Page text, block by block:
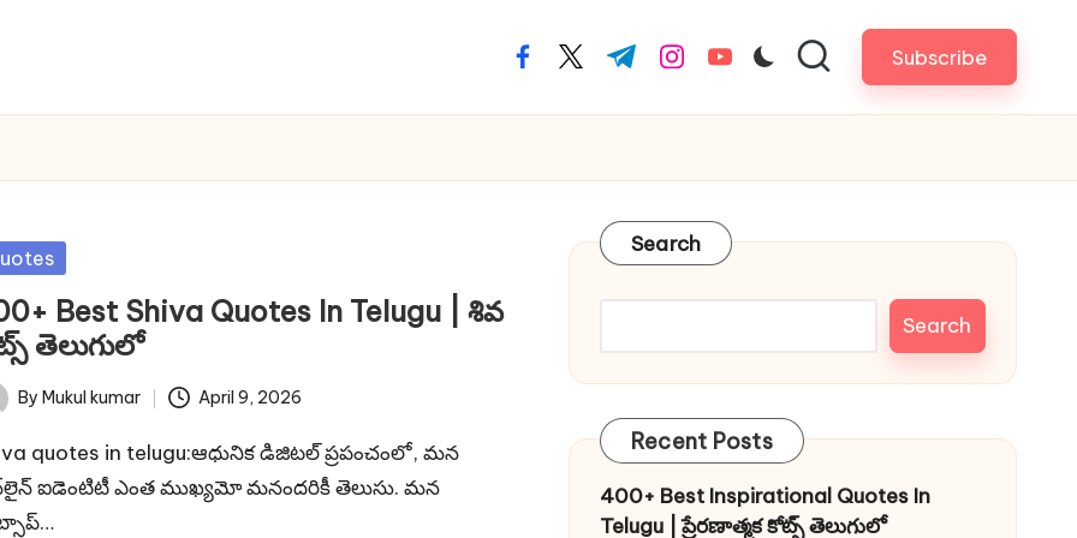
facebook.com
twitter.com
t.me instagram.com
youtube.com Subscribe
Best Shiva Quotes In Telugu | శివ
తెలుగులో
By Mukul kumar April 9, 2026
quotes in telugu:ఆధునిక డిజిటల్ ప్రపంచంలో, మన
ఐడెంటిటీ ఎంత ముఖ్యమో మనందరికీ తెలుసు. మన
Search
Search
Recent Posts
400+ Best Inspirational Quotes In
Telugu | ప్రేరణాత్మక కోట్స్ తెలుగులో